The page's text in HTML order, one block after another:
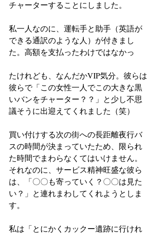
チャーターすることにしました。
私一人なのに、運転手と助手（英語が
できる通訳のような人）が付きまし
た。高額を支払ったわけではなかっ
たけれども、なんだかVIP気分。彼らは
彼らで「この女性一人でこの大きな黒
いバンをチャーター？？」と少し不思
議そうに出迎えてくれました（笑）
買い付けする次の街への長距離夜行バ
スの時間が決まっていたため、限られ
た時間でまわらなくてはいけません。
それなのに、サービス精神旺盛な彼ら
は、「〇〇も寄っていく？〇〇は見た
い？」と連れまわしてくれようとしま
す。
私は「とにかくカックー遺跡に行けれ